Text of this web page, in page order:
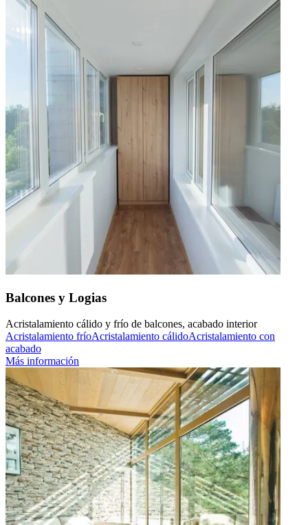
Balcones y Logias
Acristalamiento cálido y frío de balcones, acabado interior
Acristalamiento fríoAcristalamiento cálidoAcristalamiento con
acabado
Más información